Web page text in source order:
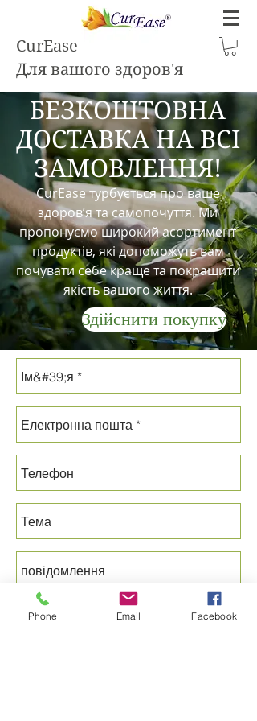
CurEase
Для вашого здоров'я
БЕЗКОШТОВНА
ДОСТАВКА НА ВСІ
ЗАМОВЛЕННЯ!
CurEase турбується про ваше
здоров’я та самопочуття. Ми
пропонуємо широкий асортимент
продуктів, які допоможуть вам
почувати себе краще та покращити
якість вашого життя.
Здійснити покупку
Phone Email Facebook